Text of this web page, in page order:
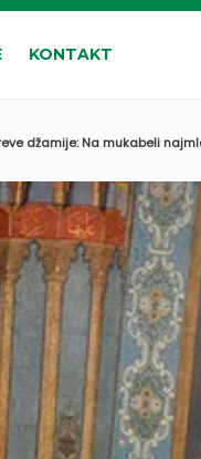
KONTAKT
džamije: Na mukabeli